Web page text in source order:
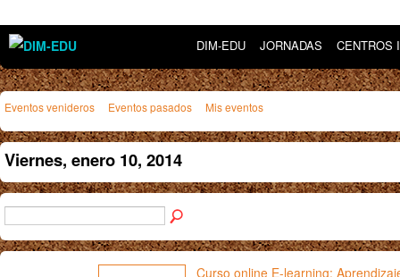
DIM-EDU JORNADAS CENTROS
Eventos venideros Eventos pasados Mis eventos
Viernes, enero 10, 2014
Curso online E-learning: